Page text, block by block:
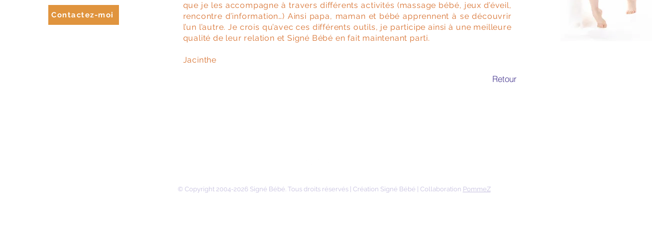
Contactez-moi
que je les accompagne à travers différents activités (massage bébé, jeux d’éveil,
rencontre d’information…) Ainsi papa, maman et bébé apprennent à se découvrir
l’un l’autre. Je crois qu’avec ces différents outils, je participe ainsi à une meilleure
qualité de leur relation et Signé Bébé en fait maintenant parti.
Jacinthe
Retour
© Copyright 2004-2026 Signé Bébé. Tous droits réservés | Création Signé Bébé | Collaboration PommeZ